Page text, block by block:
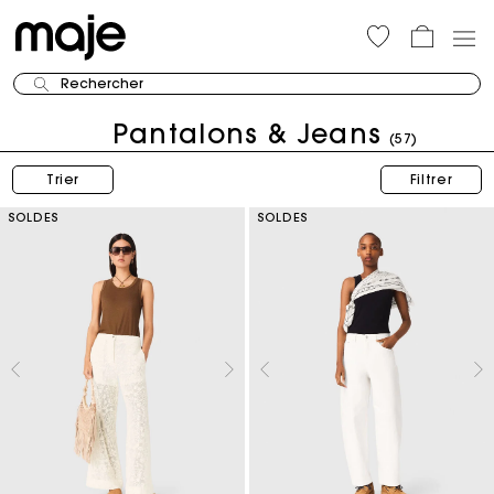
Rechercher
Pantalons & Jeans (57)
Trier Filtrer
SOLDES SOLDES